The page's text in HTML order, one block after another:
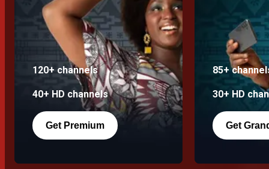
120+ channels
40+ HD channels
Get Premium
85+
30+ HD
Get